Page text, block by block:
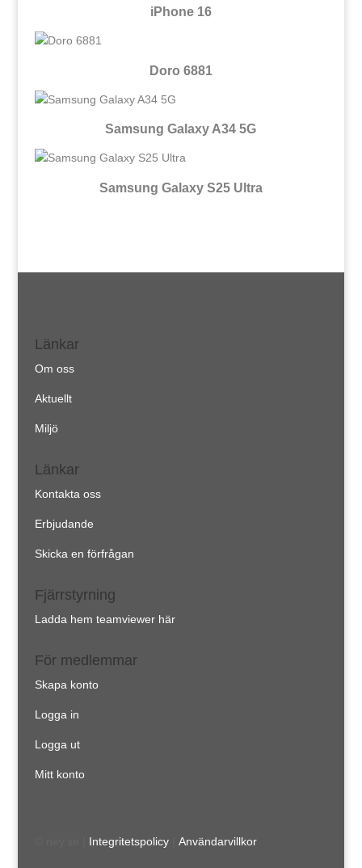
iPhone 16
Doro 6881
Samsung Galaxy A34 5G
Samsung Galaxy S25 Ultra
Länkar
Om oss
Aktuellt
Miljö
Länkar
Kontakta oss
Erbjudande
Skicka en förfrågan
Fjärrstyrning
Ladda hem teamviewer här
För medlemmar
Skapa konto
Logga in
Logga ut
Mitt konto
Integritetspolicy| Användarvillkor